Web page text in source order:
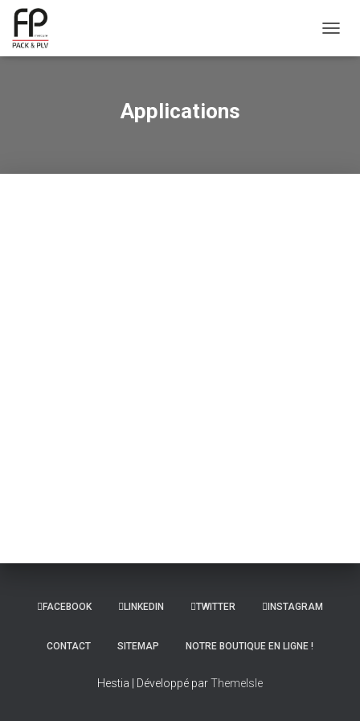
Applications
FACEBOOK LINKEDIN TWITTER INSTAGRAM
CONTACT SITEMAP NOTRE BOUTIQUE EN LIGNE !
Hestia | Développé parThemeIsle